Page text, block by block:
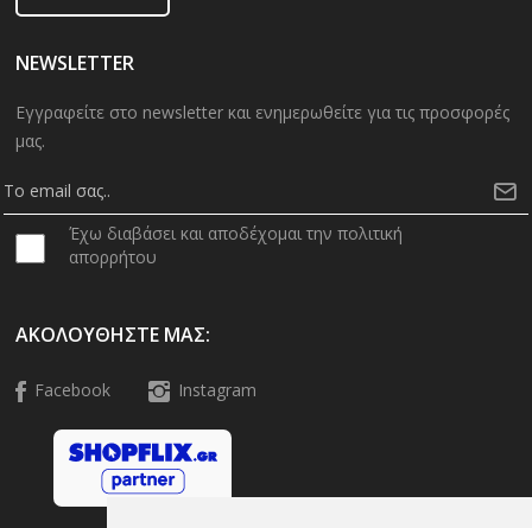
NEWSLETTER
Εγγραφείτε στο newsletter και ενημερωθείτε για τις προσφορές
μας.
Έχω διαβάσει και αποδέχομαι την πολιτική
απορρήτου
ΑΚΟΛΟΥΘΉΣΤΕ ΜΑΣ:
Facebook Instagram